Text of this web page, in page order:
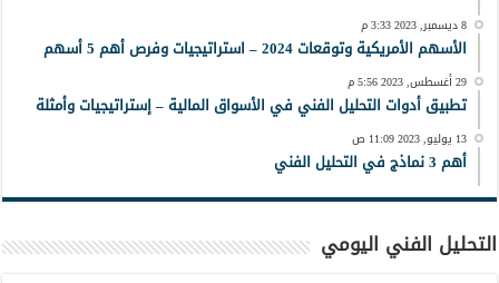
8 ديسمبر, 2023 3:33 م
الأسهم الأمريكية وتوقعات 2024 – استراتيجيات وفرص أهم 5 أسهم
29 أغسطس, 2023 5:56 م
تطبيق أدوات التحليل الفني في الأسواق المالية – إستراتيجيات وأمثلة
13 يوليو, 2023 11:09 ص
أهم 3 نماذج في التحليل الفني
التحليل الفني اليومي